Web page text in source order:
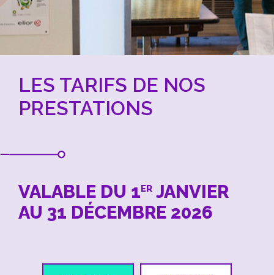
LES TARIFS DE NOS
PRESTATIONS
VALABLE DU 1 ER JANVIER
AU 31 DÉCEMBRE 2026